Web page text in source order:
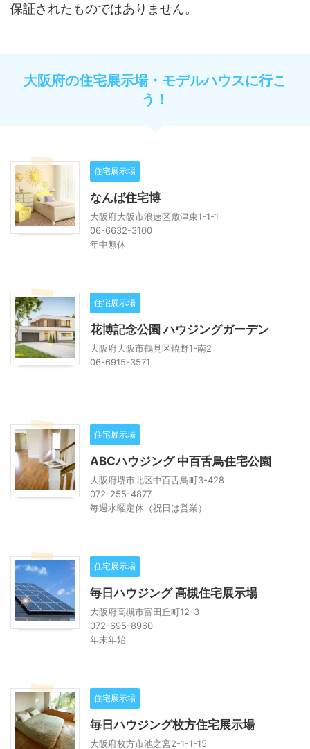
保証されたものではありません。
大阪府の住宅展示場・モデルハウスに行こ
う！
住宅展示場
なんば住宅博
大阪府大阪市浪速区敷津東1-1-1
06-6632-3100
年中無休
住宅展示場
花博記念公園 ハウジングガーデン
大阪府大阪市鶴見区焼野1-南2
06-6915-3571
住宅展示場
ABCハウジング 中百舌鳥住宅公園
大阪府堺市北区中百舌鳥町3-428
072-255-4877
毎週水曜定休（祝日は営業）
住宅展示場
毎日ハウジング 高槻住宅展示場
大阪府高槻市富田丘町12-3
072-695-8960
年末年始
住宅展示場
毎日ハウジング枚方住宅展示場
大阪府枚方市池之宮2-1-1-15